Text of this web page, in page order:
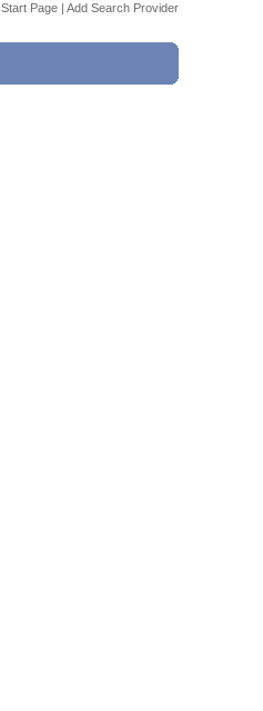
Start Page | Add Search Provider